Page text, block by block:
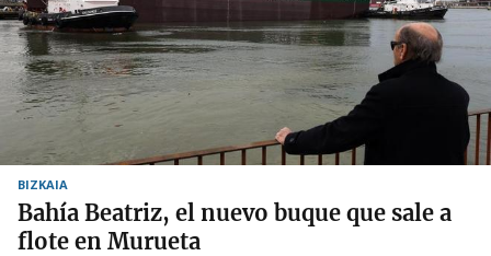
BIZKAIA
Bahía Beatriz, el nuevo buque que sale a
flote en Murueta